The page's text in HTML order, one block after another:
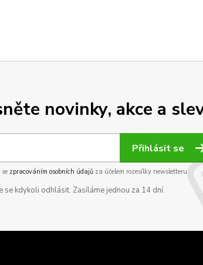
novinky, akce a
Přihlásit se
zpracováním osobních údajůza účelem rozesílky newsletteru.
se kdykoli odhlásit. Zasíláme jednou za 14 dní.